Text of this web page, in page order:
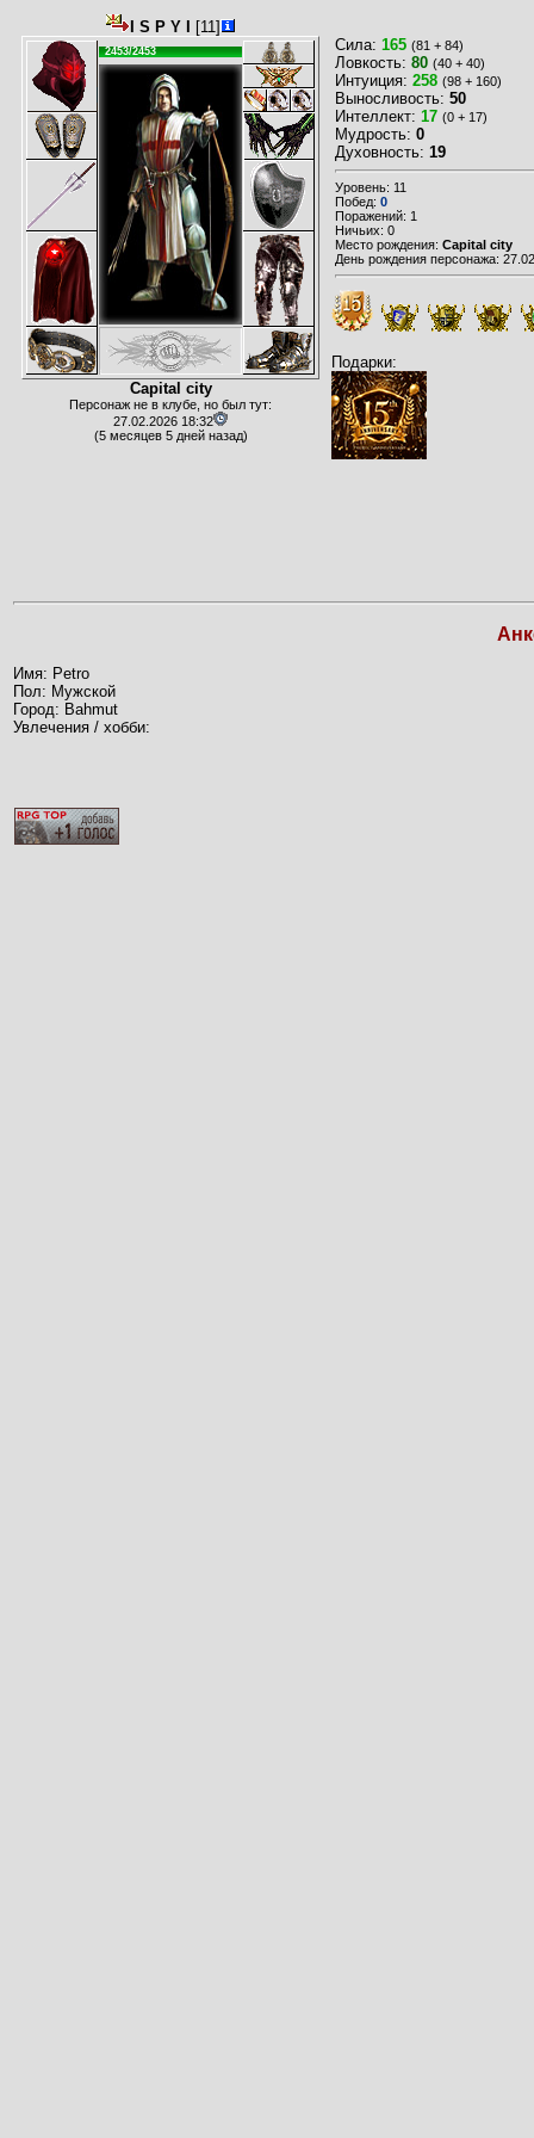
I S P Y I [11]
2453/2453
Capital city
Персонаж не в клубе, но был тут:
27.02.2026 18:32
(5 месяцев 5 дней назад)
Сила: 165 (81 + 84)
Ловкость: 80 (40 + 40)
Интуиция: 258 (98 + 160)
Выносливость: 50
Интеллект: 17 (0 + 17)
Мудрость: 0
Духовность: 19
Уровень: 11
Побед: 0
Поражений: 1
Ничьих: 0
Место рождения: Capital city
День рождения персонажа:
Подарки:
Имя: Petro
Пол: Мужской
Город: Bahmut
Увлечения / хобби: